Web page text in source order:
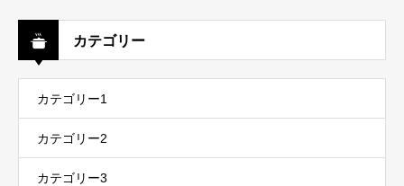
カテゴリー
カテゴリー1
カテゴリー2
カテゴリー3